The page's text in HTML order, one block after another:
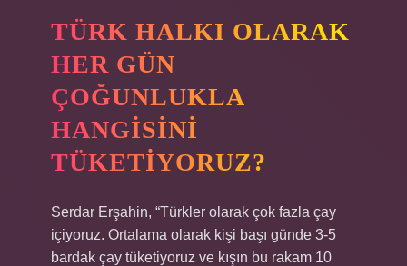
TÜRK HALKI OLARAK
HER GÜN
ÇOĞUNLUKLA
HANGISINI
TÜKETIYORUZ?
Serdar Erşahin, “Türkler olarak çok fazla çay
içiyoruz. Ortalama olarak kişi başı günde 3-5
bardak çay tüketiyoruz ve kışın bu rakam 10